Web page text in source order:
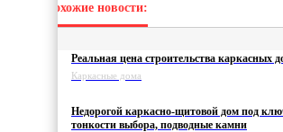
Похожие новости:
Реальная цена строительства каркасных
Каркасные дома
Недорогой каркасно-щитовой дом под
тонкости выбора, подводные камни